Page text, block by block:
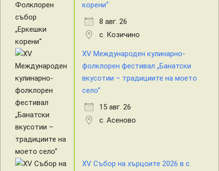
корени“
8 авг. 26
с. Козичино
XV Международен кулинарно-
фолклорен фестивал „Банатски
вкусотии – традициите на моето
село“
15 авг. 26
с. Асеново
XV Събор на хърцоите 2026 в с.